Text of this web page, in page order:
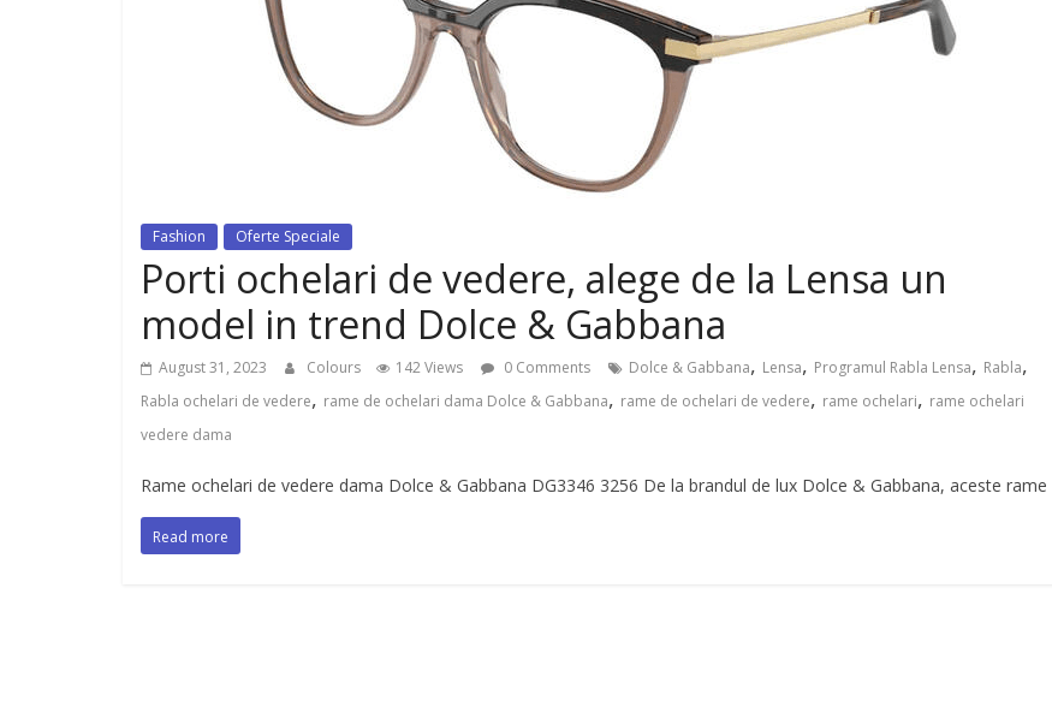
dispozitiv pentru tonifiere muschi
Fashion Oferte Speciale
Porti ochelari de vedere, alege de la Lensa un
model in trend Dolce & Gabbana
August 31, 2023 Colours 142 Views 0 Comments Dolce & Gabbana, Lensa, Programul Rabla Lensa, Rabla,
Rabla ochelari de vedere, rame de ochelari dama Dolce & Gabbana, rame de ochelari de vedere, rame ochelari, rame ochelari
vedere dama
Rame ochelari de vedere dama Dolce & Gabbana DG3346 3256 De la brandul de lux Dolce & Gabbana, aceste rame
Read more